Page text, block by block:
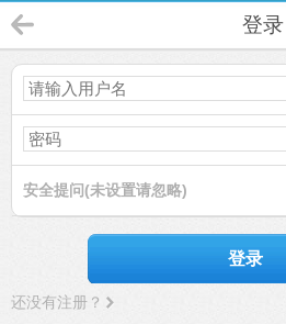
登录
安全提问(未设置请忽略)
登录
还没有注册？